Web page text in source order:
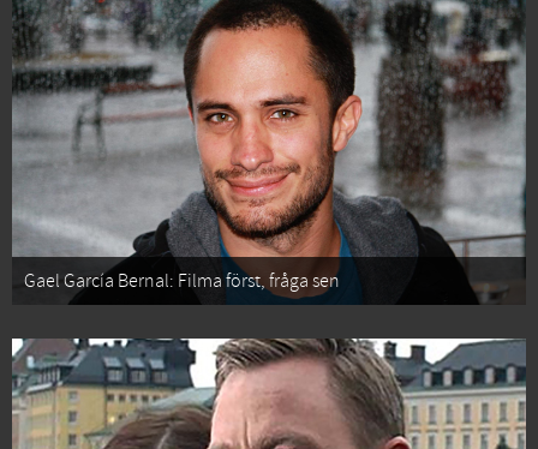
Gael García Bernal: Filma först, fråga sen